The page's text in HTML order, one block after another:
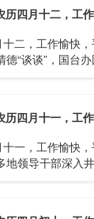
历四月十二，工
二，工作愉快
“谈谈”，国台
历四月十一，工
一，工作愉快
地领导干部深入